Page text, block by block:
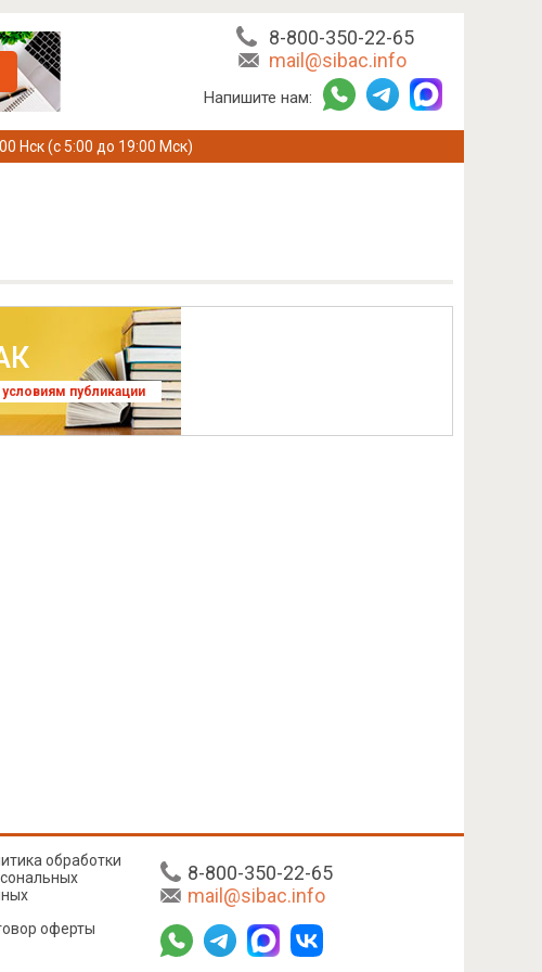
8-800-350-22-65
mail@sibac.info
Напишите нам:
Нск (с 5:00 до 19:00 Мск)
условиям публикации
8-800-350-22-65
mail@sibac.info
обработки
оферты